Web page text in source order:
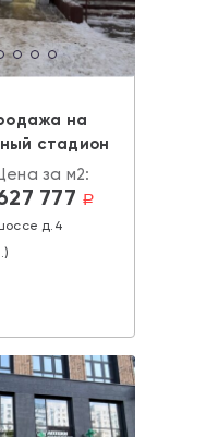
на
стадион
за м2:
777 a
д.4